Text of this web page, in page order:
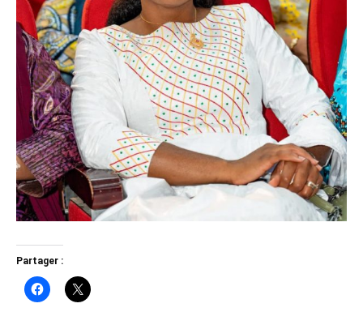
Partager :